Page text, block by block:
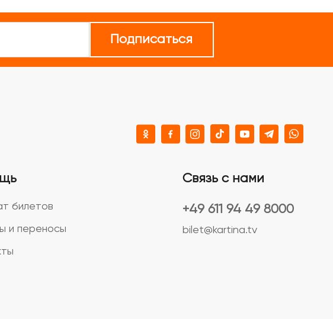
Подписаться
билетов
и переносы
Связь с нами
+49 611 94 49 8000
bilet@kartina.tv